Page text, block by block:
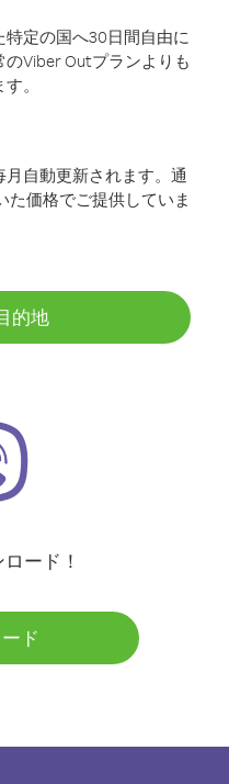
定の国へ30日間自由に
Viber Outプランよりも
。
自動更新されます。通
た価格でご提供していま
的地
ード！
ド